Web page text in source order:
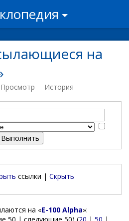
на
Просмотр
История
ссылки | Скрыть
на «E-100 Alpha»: